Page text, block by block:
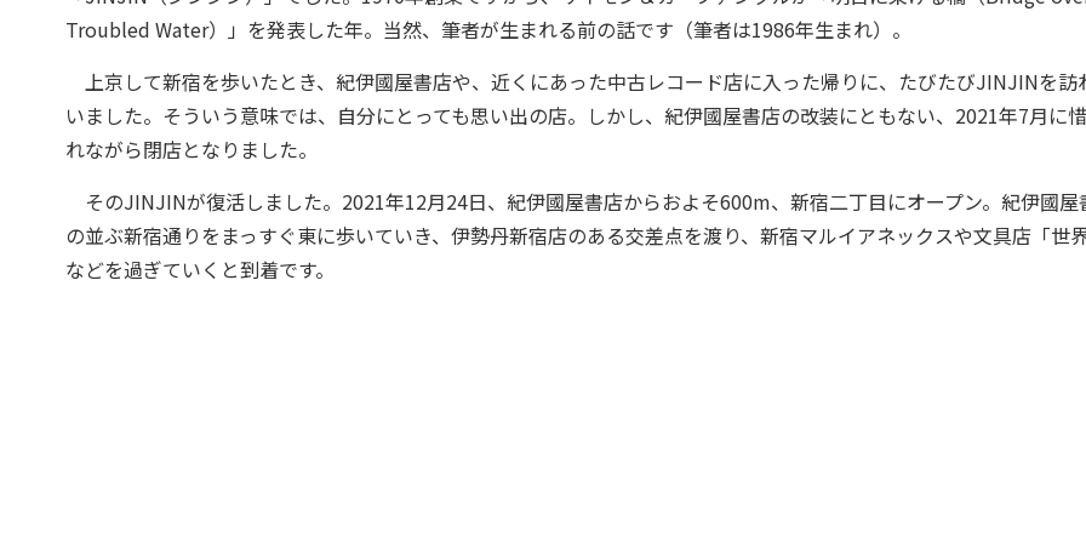
Troubled Water）」を発表した年。当然、筆者が生まれる前の話です（筆者は1986年生まれ）。
上京して新宿を歩いたとき、紀伊國屋書店や、近くにあった中古レコード店に入った帰りに、たびたびJINJINを訪
いました。そういう意味では、自分にとっても思い出の店。しかし、紀伊國屋書店の改装にともない、2021年7月に
れながら閉店となりました。
そのJINJINが復活しました。2021年12月24日、紀伊國屋書店からおよそ600m、新宿二丁目にオープン。紀伊國屋
の並ぶ新宿通りをまっすぐ東に歩いていき、伊勢丹新宿店のある交差点を渡り、新宿マルイアネックスや文具店「世界
などを過ぎていくと到着です。